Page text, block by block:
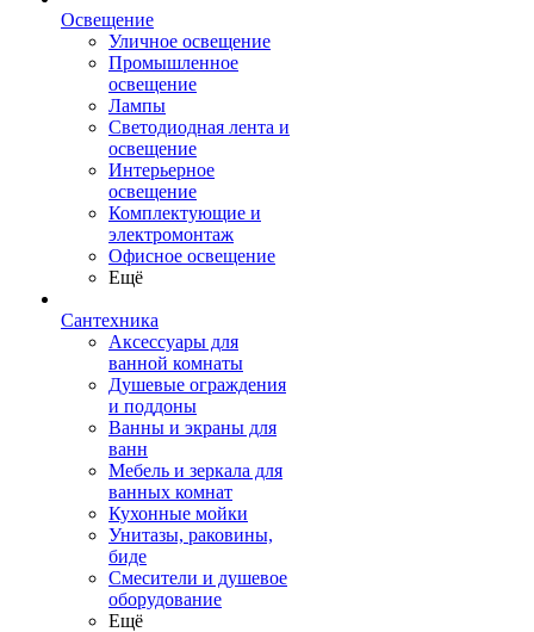
Освещение
Уличное освещение
Промышленное
освещение
Лампы
Светодиодная лента и
освещение
Интерьерное
освещение
Комплектующие и
электромонтаж
Офисное освещение
Ещё
Сантехника
Аксессуары для
ванной комнаты
Душевые ограждения
и поддоны
Ванны и экраны для
ванн
Мебель и зеркала для
ванных комнат
Кухонные мойки
Унитазы, раковины,
биде
Смесители и душевое
оборудование
Ещё